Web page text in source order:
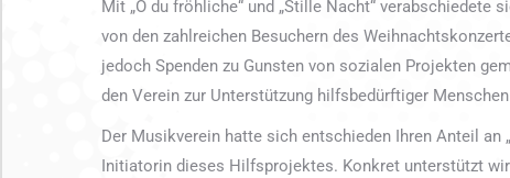
Mit „O du fröhliche“ und „Stille Nacht“
von den zahlreichen Besuchern des
jedoch Spenden zu Gunsten von sozialen Projekten
den Verein zur Unterstützung hilfsbedürftiger
Der Musikverein hatte sich entschieden Ihren Anteil an
Initiatorin dieses Hilfsprojektes. Konkret unterstützt